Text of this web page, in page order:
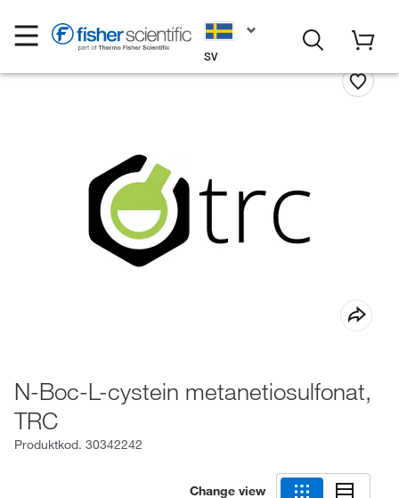
SV
N-Boc-L-cystein metanetiosulfonat,
TRC
Produktkod. 30342242
Change view